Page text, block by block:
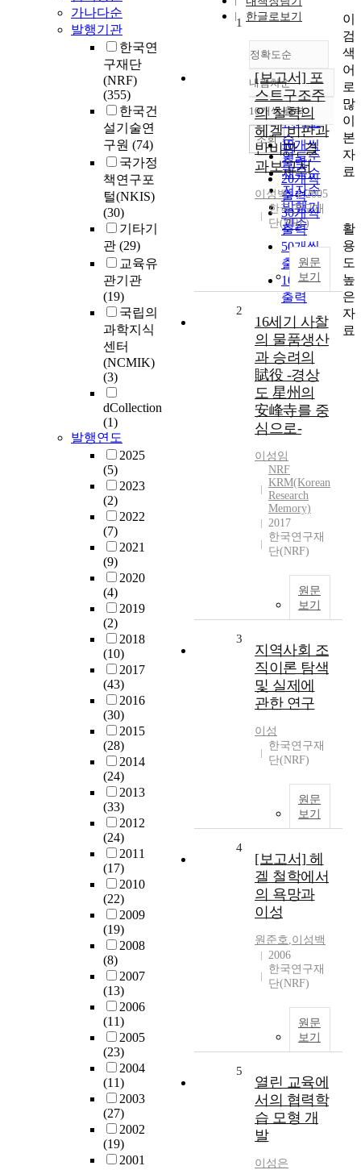
가나다순
발행기관
한국연
구재단
(NRF)
(355)
한국건
설기술연
구원 (74)
국가정
책연구포
털(NKIS)
(30)
기타기
관 (29)
교육유
관기관
(19)
국립의
과학지식
센터
(NCMIK)
(3)
dCollection
(1)
발행연도
2025
(5)
2023
(2)
2022
(7)
2021
(9)
2020
(4)
2019
(2)
2018
(10)
2017
(43)
2016
(30)
2015
(28)
2014
(24)
2013
(33)
2012
(24)
2011
(17)
2010
(22)
2009
(19)
2008
(8)
2007
(13)
2006
(11)
2005
(23)
2004
(11)
2003
(27)
2002
(19)
2001
한글로보기
정확도순
정확도
순
인기도
순
연도순
제목순
저자순
발행기
관순
내림차순
내림차순
10개씩 출력
10개씩
출력
20개씩
출력
30개씩
출력
50개씩
출력
100개씩
출력
조회
1
[보고서] 포
스트구조주
의 철학의
헤겔 비판과
반비판_결
과보고서
이성백
2005
한국연구재
단(NRF)
원문
보기
2
16세기 사찰
의 물품생산
과 승려의
賦役 -경상
도 星州의
安峰寺를 중
심으로-
이성임
NRF
KRM(Korean
Research
Memory)
2017
한국연구재
단(NRF)
원문
보기
3
지역사회 조
직이론 탐색
및 실제에
관한 연구
이성
한국연구재
단(NRF)
원문
보기
4
[보고서] 헤
겔 철학에서
의 욕망과
이성
원준호,이성백
2006
한국연구재
단(NRF)
원문
보기
5
열린 교육에
서의 협력학
습 모형 개
발
이성은
이
검
색
어
로
많
이
본
자
료
활
용
도
높
은
자
료